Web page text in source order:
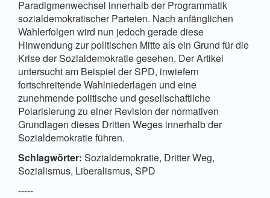
Paradigmenwechsel innerhalb der Programmatik
sozialdemokratischer Parteien. Nach anfänglichen
Wahlerfolgen wird nun jedoch gerade diese
Hinwendung zur politischen Mitte als ein Grund für die
Krise der Sozialdemokratie gesehen. Der Artikel
untersucht am Beispiel der SPD, inwiefern
fortschreitende Wahlniederlagen und eine
zunehmende politische und gesellschaftliche
Polarisierung zu einer Revision der normativen
Grundlagen dieses Dritten Weges innerhalb der
Sozialdemokratie führen.
Schlagwörter: Sozialdemokratie, Dritter Weg,
Sozialismus, Liberalismus, SPD
-----